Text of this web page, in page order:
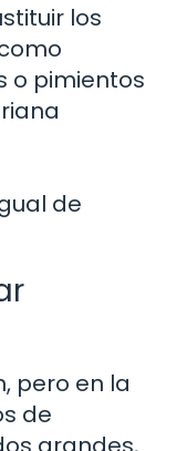
los
o pimientos
de
pero en la
de